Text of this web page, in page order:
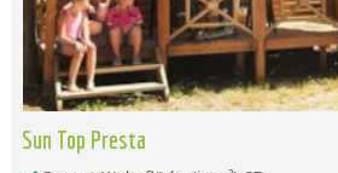
Sun Top Presta